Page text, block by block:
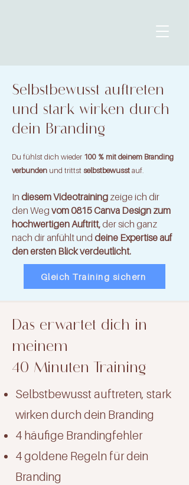
​Selbstbewusst auftreten
und stark wirken durch
dein Branding
Du fühlst dich wieder 100 % mit deinem Branding
verbunden und trittstselbstbewusstauf.
In diesem Videotraining zeige ich dir
den Weg vom 0815 Canva Design zum
hochwertigen Auftritt, der sich ganz
nach dir anfühlt und deine Expertise auf
den ersten Blick verdeutlicht.
Gleich Training sichern
Das erwartet dich in
meinem
40 Minuten Training
Selbstbewusst auftreten, stark
wirken durch dein Branding
4 häufige Brandingfehler
4 goldene Regeln für dein
Branding